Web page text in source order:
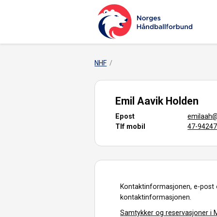
NHF
Emil Aavik Holden
Epost
Tlf mobil
47-
Kontaktinformasjonen, e-
kontaktinformasjonen.
Samtykker og reservasjoner i